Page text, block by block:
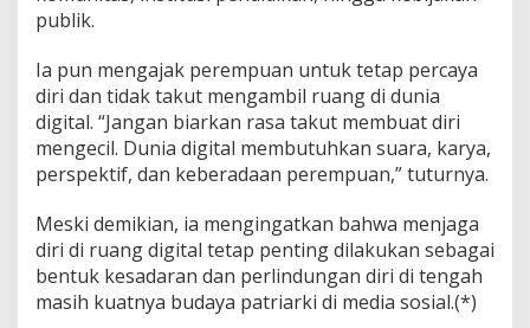
publik.
Ia pun mengajak perempuan untuk tetap percaya
diri dan tidak takut mengambil ruang di dunia
digital. “Jangan biarkan rasa takut membuat diri
mengecil. Dunia digital membutuhkan suara, karya,
perspektif, dan keberadaan perempuan,” tuturnya.
Meski demikian, ia mengingatkan bahwa menjaga
diri di ruang digital tetap penting dilakukan sebagai
bentuk kesadaran dan perlindungan diri di tengah
masih kuatnya budaya patriarki di media sosial.(*)